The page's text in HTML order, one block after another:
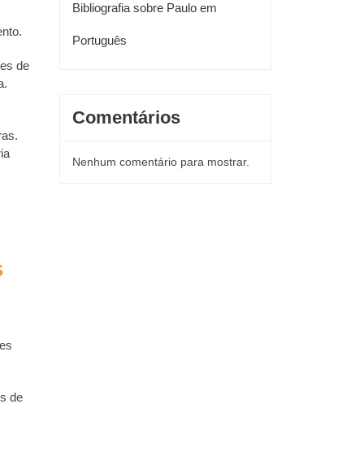
de
de
Bibliografia sobre Paulo em
Português
Comentários
Nenhum comentário para mostrar.